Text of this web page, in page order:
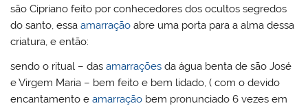
são Cipriano feito por conhecedores dos ocultos segredos
do santo, essaamarração abre uma porta para a alma dessa
criatura, e então:
sendo o ritual – dasamarrações da água benta de são José
e Virgem Maria – bem feito e bem lidado, ( com o devido
encantamento eamarração bem pronunciado 6 vezes em